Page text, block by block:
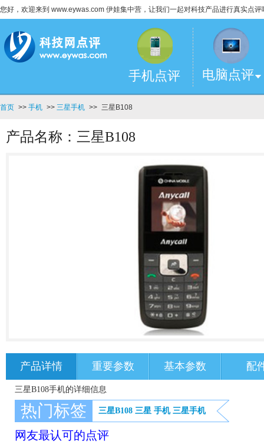
您好，欢迎来到 www.eywas.com 伊娃集中营，让我们一起对科技产品进行真实点评
手机点评 电脑点评
首页 >> 手机 >> 三星手机 >> 三星B108
产品名称：三星B108
产品详情 重要参数 基本参数 配
三星B108手机的详细信息
热门标签 三星B108 三星 手机 三星手机
网友最认可的点评